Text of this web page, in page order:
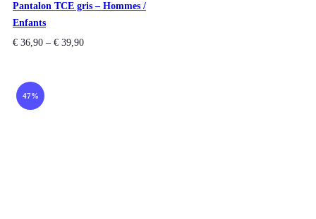
Pantalon TCE gris – Hommes /
Enfants
€ 36,90 – € 39,90
47%